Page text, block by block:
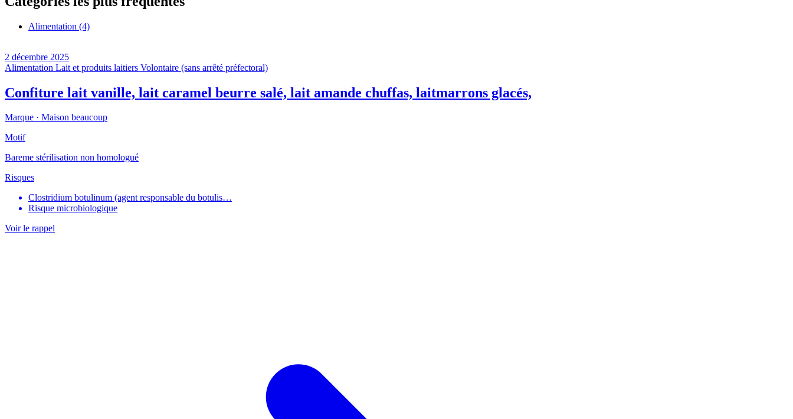
Alimentation (4)
2 décembre 2025
Alimentation Lait et produits laitiers Volontaire (sans arrêté préfectoral)
Confiture lait vanille, lait caramel beurre salé, lait amande chuffas, laitmarrons glacés,
Marque · Maison beaucoup
Motif
Bareme stérilisation non homologué
Risques
Clostridium botulinum (agent responsable du botulis…
Risque microbiologique
Voir le rappel